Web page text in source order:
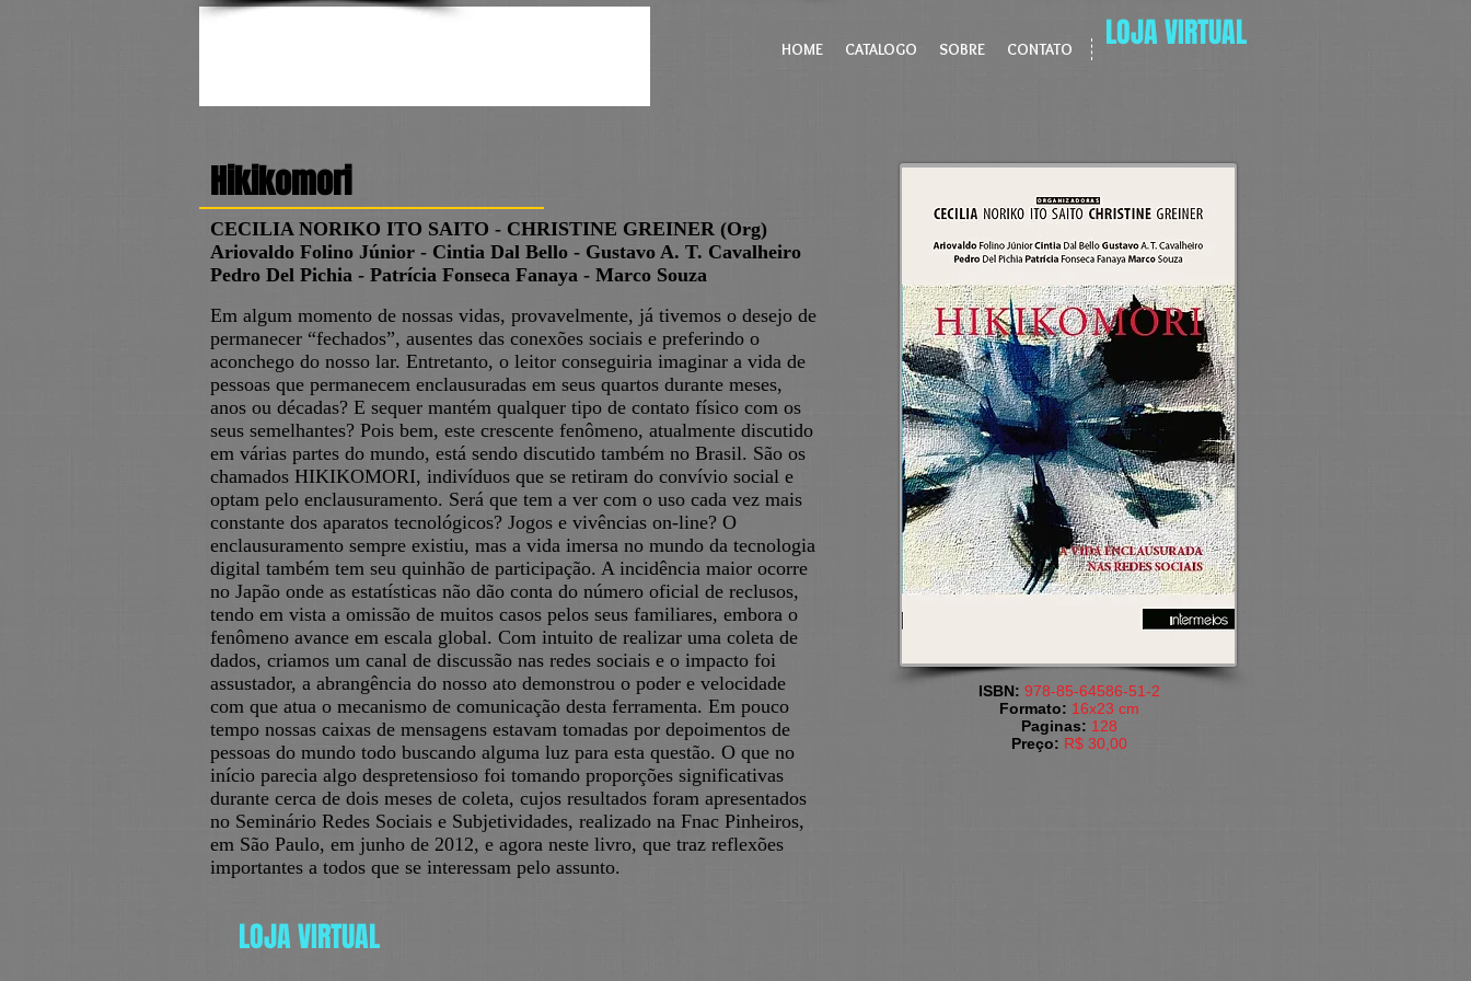
HOME CATALOGO SOBRE CONTATO LOJA VIRTUAL
Hikikomori
CECILIA NORIKO ITO SAITO - CHRISTINE GREINER (Org)
Ariovaldo Folino Júnior - Cintia Dal Bello - Gustavo A. T. Cavalheiro
Pedro Del Pichia - Patrícia Fonseca Fanaya - Marco Souza
Em algum momento de nossas vidas, provavelmente, já tivemos o desejo de
permanecer “fechados”, ausentes das conexões sociais e preferindo o
aconchego do nosso lar. Entretanto, o leitor conseguiria imaginar a vida de
pessoas que permanecem enclausuradas em seus quartos durante meses,
anos ou décadas? E sequer mantém qualquer tipo de contato físico com os
seus semelhantes? Pois bem, este crescente fenômeno, atualmente discutido
em várias partes do mundo, está sendo discutido também no Brasil. São os
chamados HIKIKOMORI, indivíduos que se retiram do convívio social e
optam pelo enclausuramento. Será que tem a ver com o uso cada vez mais
constante dos aparatos tecnológicos? Jogos e vivências on-line? O
enclausuramento sempre existiu, mas a vida imersa no mundo da tecnologia
digital também tem seu quinhão de participação. A incidência maior ocorre
no Japão onde as estatísticas não dão conta do número oficial de reclusos,
tendo em vista a omissão de muitos casos pelos seus familiares, embora o
fenômeno avance em escala global. Com intuito de realizar uma coleta de
dados, criamos um canal de discussão nas redes sociais e o impacto foi
assustador, a abrangência do nosso ato demonstrou o poder e velocidade
com que atua o mecanismo de comunicação desta ferramenta. Em pouco
tempo nossas caixas de mensagens estavam tomadas por depoimentos de
pessoas do mundo todo buscando alguma luz para esta questão. O que no
início parecia algo despretensioso foi tomando proporções significativas
durante cerca de dois meses de coleta, cujos resultados foram apresentados
no Seminário Redes Sociais e Subjetividades, realizado na Fnac Pinheiros,
em São Paulo, em junho de 2012, e agora neste livro, que traz reflexões
importantes a todos que se interessam pelo assunto.
​ISBN: 978-85-64586-51-2
Formato: 16x23 cm​
​Paginas: 128
​Preço: R$ 30,00
LOJA VIRTUAL